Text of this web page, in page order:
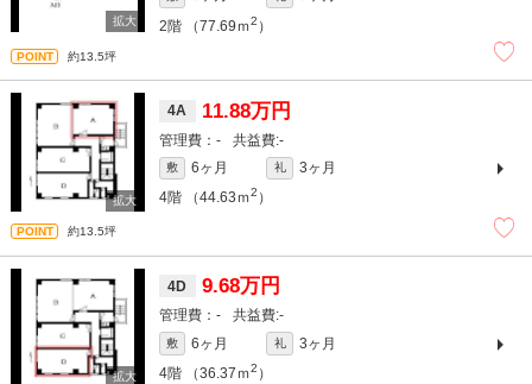
2階
（77.69ｍ2 ）
約13.5坪
4A 11.88万円
- -
敷 6ヶ月 礼
3ヶ月
4階
（44.63ｍ2 ）
約13.5坪
4D 9.68万円
- -
敷 6ヶ月 礼
3ヶ月
4階
（36.37ｍ2 ）